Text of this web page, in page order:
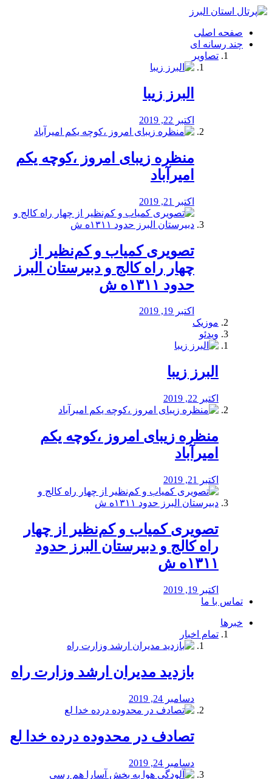
فصد
شرق
تهران
خشکشویی
صفحه اصلی
چند رسانه ای
تصاویر
البرز زیبا
اکتبر 22, 2019
منظره‌‌ زیبای امروز ،کوچه یکم
امیرآباد
اکتبر 21, 2019
️تصویری کمیاب و کم‌نظیر از
چهار راه كالج و دبيرستان البرز
حدود ۱۳۱۱ه ش
اکتبر 19, 2019
موزیک
ویدئو
البرز زیبا
اکتبر 22, 2019
منظره‌‌ زیبای امروز ،کوچه یکم
امیرآباد
اکتبر 21, 2019
️تصویری کمیاب و کم‌نظیر از چهار
راه كالج و دبيرستان البرز حدود
۱۳۱۱ه ش
اکتبر 19, 2019
تماس با ما
خبرها
تمام اخبار
بازدید مدیران ارشد وزارت راه
دسامبر 24, 2019
تصادف در محدوده درده خدا لع
دسامبر 24, 2019